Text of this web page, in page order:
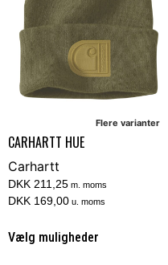
Flere varianter
CARHARTT HUE
Carhartt
DKK 211,25 m. moms
DKK 169,00 u. moms
Vælg muligheder